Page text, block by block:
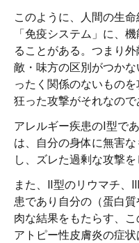
このように、人間の生
「免疫システム」に、
ることがある。つまり
敵・味方の区別がつか
ったく関係のないもの
狂った攻撃がそれなので
アレルギー疾患のⅠ型で
は、自分の身体に無害
し、ズレた過剰な攻撃
また、Ⅱ型のリウマチ
患であり自分の（蛋白
肉な結果をもたらす、こ
アトピー性皮膚炎の症状